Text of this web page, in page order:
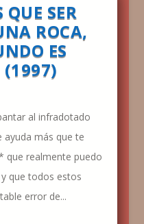
QUE SER
ROCA,
ES
al infradotado
ayuda más que te
que realmente puedo
que todos estos
error de...